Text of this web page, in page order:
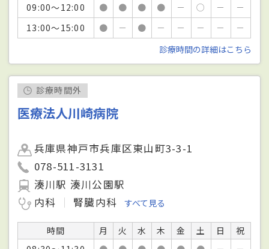
09:00～12:00
● ● ● ● － ○ －
－
13:00～15:00
● － ● － － － －
－
診療時間の詳細はこちら
診療時間外
医療法人川崎病院
兵庫県神戸市兵庫区東山町3-3-1
078-511-3131
湊川駅 湊川公園駅
内科
腎臓内科 すべて見る
時間 月 火 水 木 金 土 日
祝